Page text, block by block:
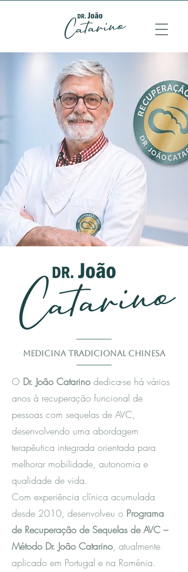
Medicina Tradicional Chinesa
O Dr. João Catarino dedica-se há vários
anos à recuperação funcional de
pessoas com sequelas de AVC,
desenvolvendo uma abordagem
terapêutica integrada orientada para
melhorar mobilidade, autonomia e
qualidade de vida.
Com experiência clínica acumulada
desde 2010, desenvolveu o Programa
de Recuperação de Sequelas de AVC –
Método Dr. João Catarino, atualmente
aplicado em Portugal e na Roménia.